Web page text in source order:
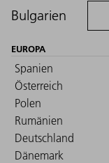
Bulgarien
EUROPA
Spanien
Österreich
Polen
Rumänien
Deutschland
Dänemark